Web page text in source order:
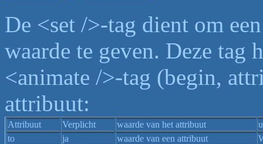
De <set />-tag dient om
waarde te geven. Deze tag
<animate />-tag (begin,
attribuut:
Attribuut Verplicht waarde van het attribuut
to
ja waarde van een attribuut